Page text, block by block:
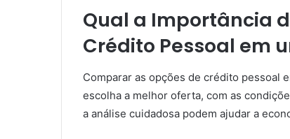
Qual a Importância
Crédito Pessoal em
Comparar as opções de crédito pessoal
escolha a melhor oferta, com as
a análise cuidadosa podem ajudar a